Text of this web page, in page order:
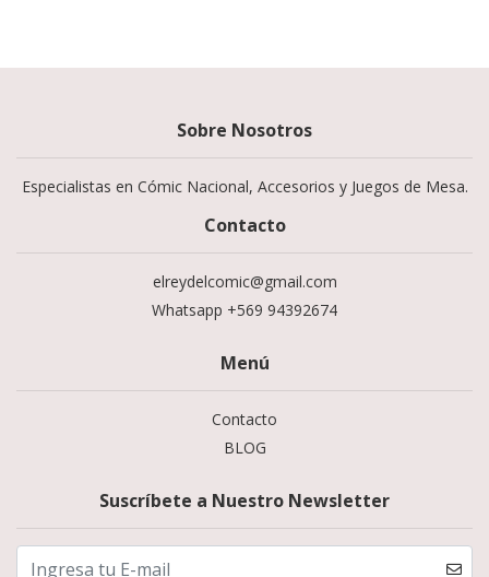
Sobre Nosotros
Especialistas en Cómic Nacional, Accesorios y Juegos de Mesa.
Contacto
elreydelcomic@gmail.com
Whatsapp +569 94392674
Menú
Contacto
BLOG
Suscríbete a Nuestro Newsletter